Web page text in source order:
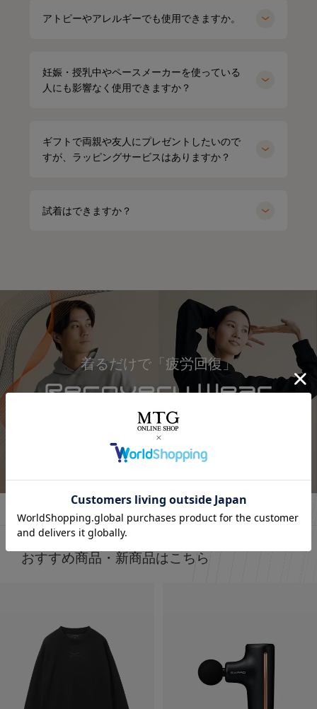
アトピーやアレルギーでも使用できますか。
妊娠・授乳中やペースメーカーを使っている
人にも影響なく使用できますか？
ギフトで両親や友人にプレゼントしたいので
すが、ラッピングサービスはありますか？
試着はできますか？
着るだけで「疲労回復」
詳しくはこちら
おすすめ商品・新商品はこちら